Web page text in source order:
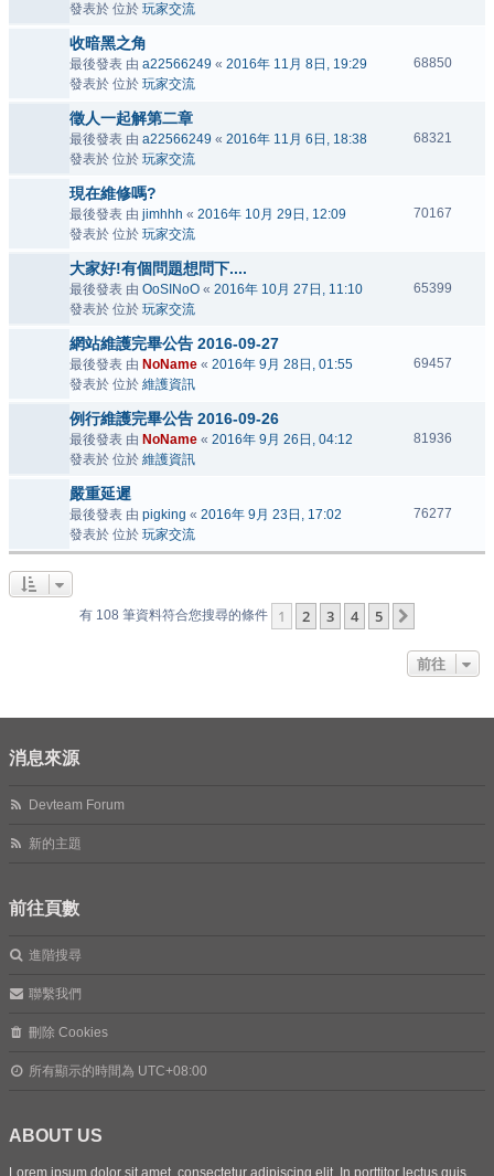
發表於 位於 玩家交流
收暗黑之角
最後發表 由 a22566249 « 2016年 11月 8日, 19:29
發表於 位於 玩家交流
68850
徵人一起解第二章
最後發表 由 a22566249 « 2016年 11月 6日, 18:38
發表於 位於 玩家交流
68321
現在維修嗎?
最後發表 由 jimhhh « 2016年 10月 29日, 12:09
發表於 位於 玩家交流
70167
大家好!有個問題想問下....
最後發表 由 OoSINoO « 2016年 10月 27日, 11:10
發表於 位於 玩家交流
65399
網站維護完畢公告 2016-09-27
最後發表 由 NoName « 2016年 9月 28日, 01:55
發表於 位於 維護資訊
69457
例行維護完畢公告 2016-09-26
最後發表 由 NoName « 2016年 9月 26日, 04:12
發表於 位於 維護資訊
81936
嚴重延遲
最後發表 由 pigking « 2016年 9月 23日, 17:02
發表於 位於 玩家交流
76277
有 108 筆資料符合您搜尋的條件 1 2 3 4 5
前往
消息來源
Devteam Forum
新的主題
前往頁數
進階搜尋
聯繫我們
刪除 Cookies
所有顯示的時間為 UTC+08:00
ABOUT US
Lorem ipsum dolor sit amet, consectetur adipiscing elit. In porttitor lectus quis